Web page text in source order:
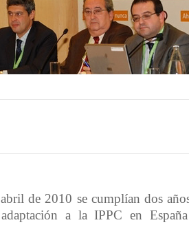
de 2010 se cumplían dos
a la IPPC en